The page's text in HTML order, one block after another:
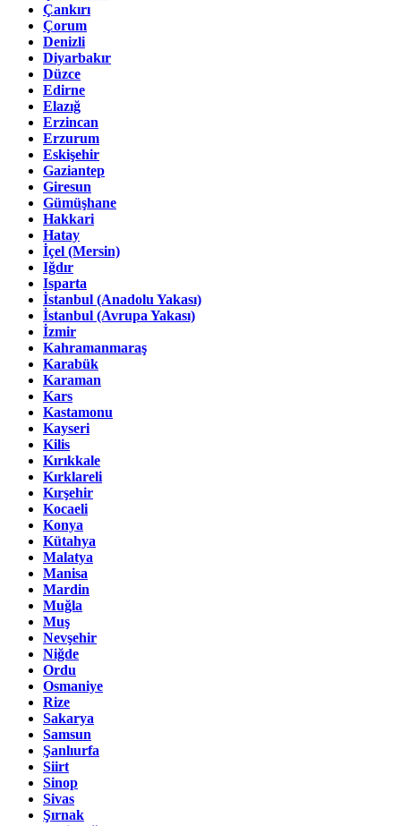
Çankırı
Çorum
Denizli
Diyarbakır
Düzce
Edirne
Elazığ
Erzincan
Erzurum
Eskişehir
Gaziantep
Giresun
Gümüşhane
Hakkari
Hatay
İçel (Mersin)
Iğdır
Isparta
İstanbul (Anadolu Yakası)
İstanbul (Avrupa Yakası)
İzmir
Kahramanmaraş
Karabük
Karaman
Kars
Kastamonu
Kayseri
Kilis
Kırıkkale
Kırklareli
Kırşehir
Kocaeli
Konya
Kütahya
Malatya
Manisa
Mardin
Muğla
Muş
Nevşehir
Niğde
Ordu
Osmaniye
Rize
Sakarya
Samsun
Şanlıurfa
Siirt
Sinop
Sivas
Şırnak